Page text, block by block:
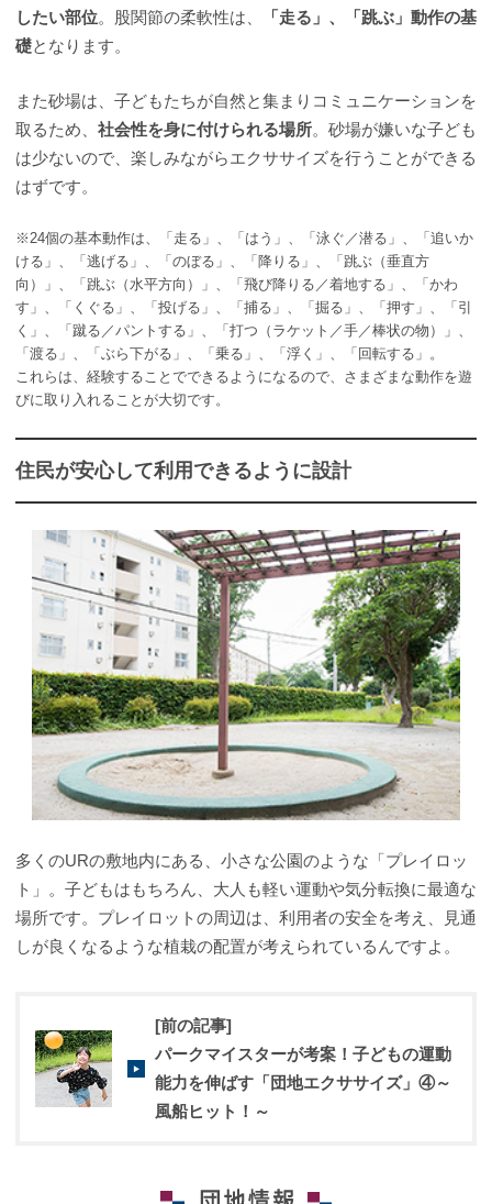
したい部位。股関節の柔軟性は、
「走る」、「跳ぶ」動作の基
礎となります。
また砂場は、子どもたちが自然と集まりコミュニケーションを
取るため、 社会性を身に付けられる場所。砂場が嫌いな子ども
は少ないので、楽しみながらエクササイズを行うことができる
はずです。
※24個の基本動作は、「走る」、「はう」、「泳ぐ／潜る」、「追いか
ける」、「逃げる」、「のぼる」、「降りる」、「跳ぶ（垂直方
向）」、「跳ぶ（水平方向）」、「飛び降りる／着地する」、「かわ
す」、「くぐる」、「投げる」、「捕る」、「掘る」、「押す」、「引
く」、「蹴る／パントする」、「打つ（ラケット／手／棒状の物）」、
「渡る」、「ぶら下がる」、「乗る」、「浮く」、「回転する」。
これらは、経験することでできるようになるので、さまざまな動作を遊
びに取り入れることが大切です。
住民が安心して利用できるように設計
多くのURの敷地内にある、小さな公園のような「プレイロッ
ト」。子どもはもちろん、大人も軽い運動や気分転換に最適な
場所です。プレイロットの周辺は、利用者の安全を考え、見通
しが良くなるような植栽の配置が考えられているんですよ。
[前の記事]
パークマイスターが考案！子どもの運動
能力を伸ばす「団地エクササイズ」④～
風船ヒット！～